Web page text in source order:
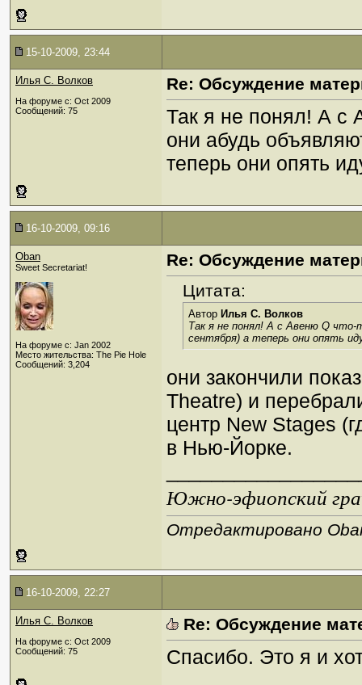
15-10-2009, 23:44
Илья С. Волков
На форуме с: Oct 2009
Сообщений: 75
Re: Обсуждение
Так я не понял! А с
они абудь
теперь они опять
16-10-2009, 09:16
Oban
Sweet Secretariat!
На форуме с: Jan 2002
Место жительства: The Pie Hole
Сообщений: 3,204
Re: Обсуждение
Цитата:
Автор Илья С. Волков
Так я не понял! А с Авеню Q что-
сентября) а теперь они опять
они закончили
Theatre) и
центр New Stages
в Нью-Йорке.
Южно-эфиопский
Отредактировано
16-10-2009, 22:27
Илья С. Волков
На форуме с: Oct 2009
Сообщений: 75
Re: Обсуждение
Спасибо. Это я и